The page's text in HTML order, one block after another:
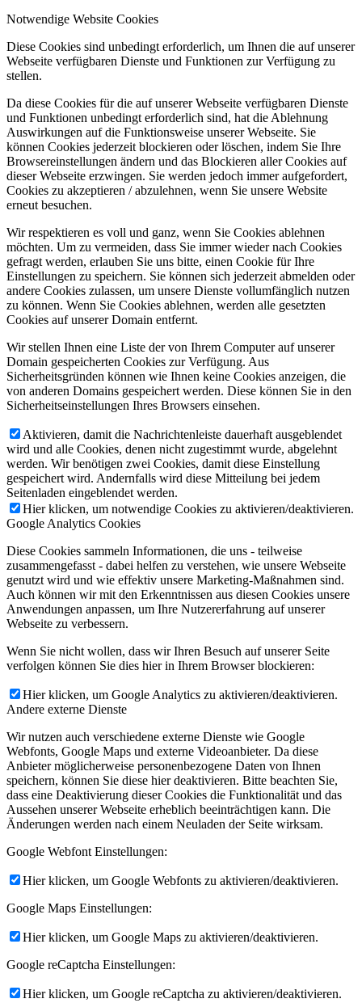
Notwendige Website Cookies
Diese Cookies sind unbedingt erforderlich, um Ihnen die auf unserer
Webseite verfügbaren Dienste und Funktionen zur Verfügung zu
stellen.
Da diese Cookies für die auf unserer Webseite verfügbaren Dienste
und Funktionen unbedingt erforderlich sind, hat die Ablehnung
Auswirkungen auf die Funktionsweise unserer Webseite. Sie
können Cookies jederzeit blockieren oder löschen, indem Sie Ihre
Browsereinstellungen ändern und das Blockieren aller Cookies auf
dieser Webseite erzwingen. Sie werden jedoch immer aufgefordert,
Cookies zu akzeptieren / abzulehnen, wenn Sie unsere Website
erneut besuchen.
Wir respektieren es voll und ganz, wenn Sie Cookies ablehnen
möchten. Um zu vermeiden, dass Sie immer wieder nach Cookies
gefragt werden, erlauben Sie uns bitte, einen Cookie für Ihre
Einstellungen zu speichern. Sie können sich jederzeit abmelden oder
andere Cookies zulassen, um unsere Dienste vollumfänglich nutzen
zu können. Wenn Sie Cookies ablehnen, werden alle gesetzten
Cookies auf unserer Domain entfernt.
Wir stellen Ihnen eine Liste der von Ihrem Computer auf unserer
Domain gespeicherten Cookies zur Verfügung. Aus
Sicherheitsgründen können wie Ihnen keine Cookies anzeigen, die
von anderen Domains gespeichert werden. Diese können Sie in den
Sicherheitseinstellungen Ihres Browsers einsehen.
Aktivieren, damit die Nachrichtenleiste dauerhaft ausgeblendet
wird und alle Cookies, denen nicht zugestimmt wurde, abgelehnt
werden. Wir benötigen zwei Cookies, damit diese Einstellung
gespeichert wird. Andernfalls wird diese Mitteilung bei jedem
Seitenladen eingeblendet werden.
Hier klicken, um notwendige Cookies zu aktivieren/deaktivieren.
Google Analytics Cookies
Diese Cookies sammeln Informationen, die uns - teilweise
zusammengefasst - dabei helfen zu verstehen, wie unsere Webseite
genutzt wird und wie effektiv unsere Marketing-Maßnahmen sind.
Auch können wir mit den Erkenntnissen aus diesen Cookies unsere
Anwendungen anpassen, um Ihre Nutzererfahrung auf unserer
Webseite zu verbessern.
Wenn Sie nicht wollen, dass wir Ihren Besuch auf unserer Seite
verfolgen können Sie dies hier in Ihrem Browser blockieren:
Hier klicken, um Google Analytics zu aktivieren/deaktivieren.
Andere externe Dienste
Wir nutzen auch verschiedene externe Dienste wie Google
Webfonts, Google Maps und externe Videoanbieter. Da diese
Anbieter möglicherweise personenbezogene Daten von Ihnen
speichern, können Sie diese hier deaktivieren. Bitte beachten Sie,
dass eine Deaktivierung dieser Cookies die Funktionalität und das
Aussehen unserer Webseite erheblich beeinträchtigen kann. Die
Änderungen werden nach einem Neuladen der Seite wirksam.
Google Webfont Einstellungen:
Hier klicken, um Google Webfonts zu aktivieren/deaktivieren.
Google Maps Einstellungen:
Hier klicken, um Google Maps zu aktivieren/deaktivieren.
Google reCaptcha Einstellungen:
Hier klicken, um Google reCaptcha zu aktivieren/deaktivieren.